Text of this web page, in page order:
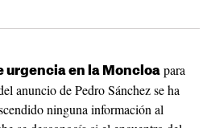
urgencia en la Moncloapara
anuncio de Pedro Sánchez se ha
ninguna información al